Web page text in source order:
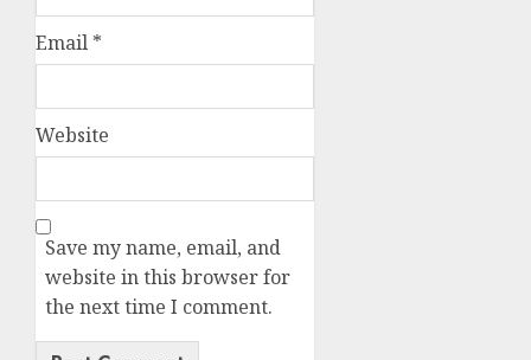
Email *
Website
Save my name, email, and
website in this browser for
the next time I comment.